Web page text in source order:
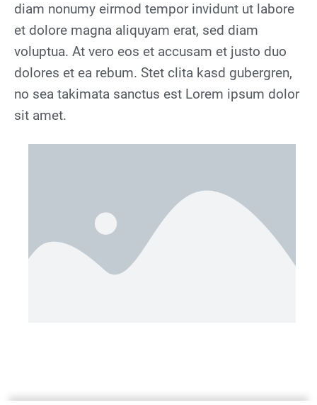
diam nonumy eirmod tempor invidunt ut labore
et dolore magna aliquyam erat, sed diam
voluptua. At vero eos et accusam et justo duo
dolores et ea rebum. Stet clita kasd gubergren,
no sea takimata sanctus est Lorem ipsum dolor
sit amet.